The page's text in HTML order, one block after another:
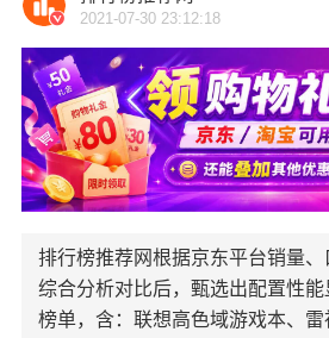
 2021-07-30 23:12:18
排行榜推荐网根据京东平台销量、
综合分析对比后，甄选出配置性
榜单，含：联想高色域游戏本、